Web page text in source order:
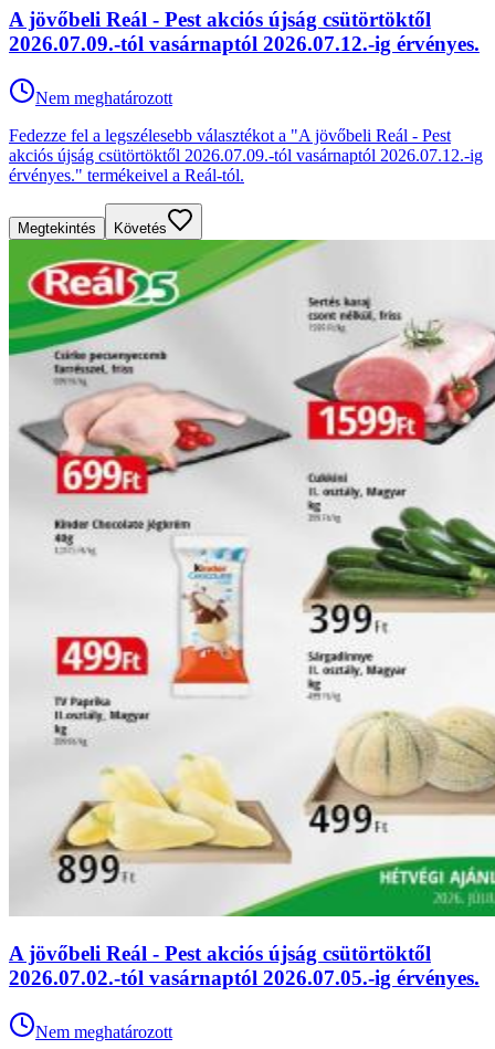
A jövőbeli Reál - Pest akciós újság csütörtöktől
2026.07.09.-tól vasárnaptól 2026.07.12.-ig érvényes.
Nem meghatározott
Fedezze fel a legszélesebb választékot a "A jövőbeli Reál - Pest
akciós újság csütörtöktől 2026.07.09.-tól vasárnaptól 2026.07.12.-ig
érvényes." termékeivel a Reál-tól.
Megtekintés Követés
A jövőbeli Reál - Pest akciós újság csütörtöktől
2026.07.02.-tól vasárnaptól 2026.07.05.-ig érvényes.
Nem meghatározott